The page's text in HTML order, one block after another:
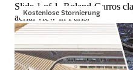
Kostenlose Stornierung
Slide 1 of 1, Roland-Garros
aerial view in Paris.